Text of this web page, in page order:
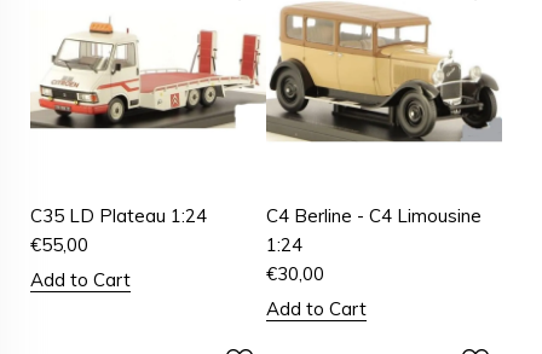
C35 LD Plateau 1:24
€55,00
Add to Cart
C4 Berline - C4 Limousine
1:24
€30,00
Add to Cart